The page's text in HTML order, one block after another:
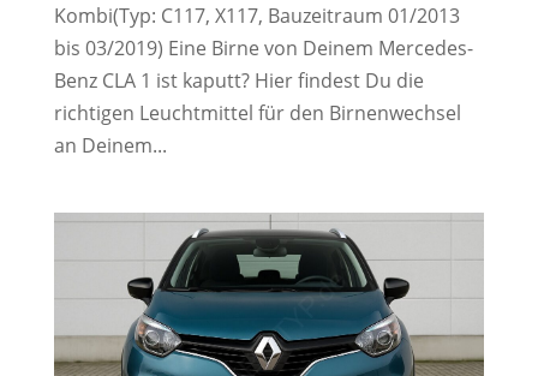
Kombi(Typ: C117, X117, Bauzeitraum 01/2013
bis 03/2019) Eine Birne von Deinem Mercedes-
Benz CLA 1 ist kaputt? Hier findest Du die
richtigen Leuchtmittel für den Birnenwechsel
an Deinem...